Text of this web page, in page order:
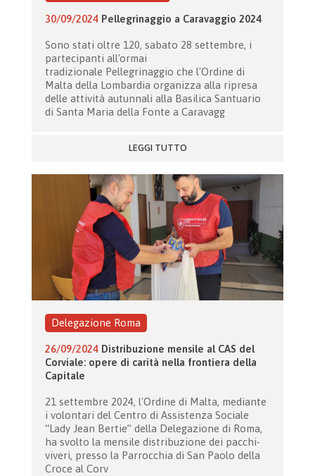
30/09/2024 Pellegrinaggio a Caravaggio 2024
Sono stati oltre 120, sabato 28 settembre, i
partecipanti all'ormai
tradizionale Pellegrinaggio che l'Ordine di
Malta della Lombardia organizza alla ripresa
delle attività autunnali alla Basilica Santuario
di Santa Maria della Fonte a Caravagg
LEGGI TUTTO
Delegazione Roma
26/09/2024 Distribuzione mensile al CAS del
Corviale: opere di carità nella frontiera della
Capitale
21 settembre 2024, l'Ordine di Malta, mediante
i volontari del Centro di Assistenza Sociale
“Lady Jean Bertie” della Delegazione di Roma,
ha svolto la mensile distribuzione dei pacchi-
viveri, presso la Parrocchia di San Paolo della
Croce al Corv